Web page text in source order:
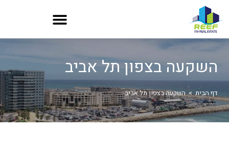
השקעה בצפון תל אביב
דף הבית > השקעה בצפון תל אביב